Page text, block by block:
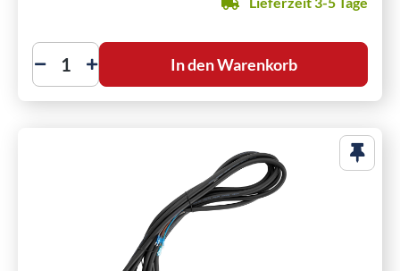
In den Warenkorb